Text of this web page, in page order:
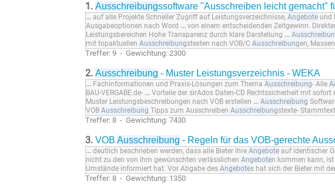
1. Ausschreibungssoftware "Ausschreiben leicht gemacht"
... auf alle Projekte Schneller Zugriff auf Leistungsverzeichnisse, Angebote und
Ausgabeoptionen nach Word ... von einem entscheidenden Zeitgewinn.
Leistungsbereichen Hohe Transparenz durch klare Darstellung ...
mit topaktuellen Ausschreibungstexten nach VOB/C Ausschreibungen,
Treffer: 9 - Gewichtung: 2300
2. Ausschreibung - Muster Leistungsverzeichnis - WEKA
... Fachinformationen und Praxis-Lösungen zum Thema Ausschreibung- Alle
BAU-VERGABE.de- ... Vorteile der sirAdos Daten-CD Rechtssicherheit mit sofort
Muster Leistungsbeschreibungen nach VOB erstellen ... Ausschreibung
VOB Ausschreibung Tipps zum Ausschreiben Ausschreibungstexte-
Treffer: 8 - Gewichtung: 7430
3. VOB Ausschreibung - Regeln für das VOB-gerechte
... deutlich beschrieben werden, dass alle Bieter ihre Angebote auf identischer
nicht zu den von ihm gewünschten verlässlichen Angeboten kommen kann,
Umstände informiert hat. Vor Abgabe des Angebotes hat sich der Bieter mit
Treffer: 8 - Gewichtung: 1350